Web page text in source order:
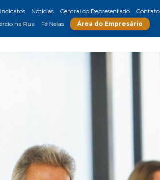
Notícias Central do Representado
Contato
na Rua Fé Nelas Área do Empresário